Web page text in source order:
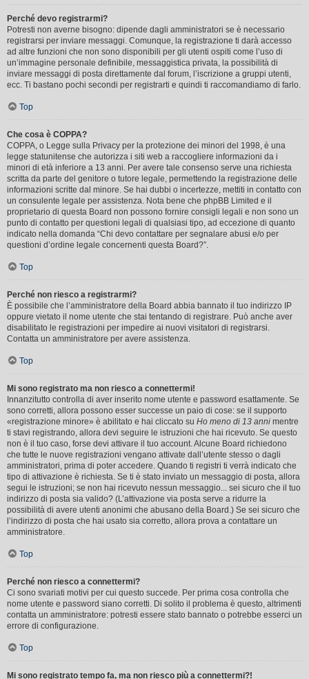
Perché devo registrarmi?
Potresti non averne bisogno: dipende dagli amministratori se è necessario
registrarsi per inviare messaggi. Comunque, la registrazione ti darà accesso
ad altre funzioni che non sono disponibili per gli utenti ospiti come l’uso di
un’immagine personale definibile, messaggistica privata, la possibilità di
inviare messaggi di posta direttamente dal forum, l’iscrizione a gruppi utenti,
ecc. Ti bastano pochi secondi per registrarti e quindi ti raccomandiamo di farlo.
Top
Che cosa è COPPA?
COPPA, o Legge sulla Privacy per la protezione dei minori del 1998, è una
legge statunitense che autorizza i siti web a raccogliere informazioni da i
minori di età inferiore a 13 anni. Per avere tale consenso serve una richiesta
scritta da parte del genitore o tutore legale, permettendo la registrazione delle
informazioni scritte dal minore. Se hai dubbi o incertezze, mettiti in contatto con
un consulente legale per assistenza. Nota bene che phpBB Limited e il
proprietario di questa Board non possono fornire consigli legali e non sono un
punto di contatto per questioni legali di qualsiasi tipo, ad eccezione di quanto
indicato nella domanda “Chi devo contattare per segnalare abusi e/o per
questioni d’ordine legale concernenti questa Board?”.
Top
Perché non riesco a registrarmi?
È possibile che l’amministratore della Board abbia bannato il tuo indirizzo IP
oppure vietato il nome utente che stai tentando di registrare. Può anche aver
disabilitato le registrazioni per impedire ai nuovi visitatori di registrarsi.
Contatta un amministratore per avere assistenza.
Top
Mi sono registrato ma non riesco a connettermi!
Innanzitutto controlla di aver inserito nome utente e password esattamente. Se
sono corretti, allora possono esser successe un paio di cose: se il supporto
«registrazione minore» è abilitato e hai cliccato su Ho meno di 13 anni mentre
ti stavi registrando, allora devi seguire le istruzioni che hai ricevuto. Se questo
non è il tuo caso, forse devi attivare il tuo account. Alcune Board richiedono
che tutte le nuove registrazioni vengano attivate dall’utente stesso o dagli
amministratori, prima di poter accedere. Quando ti registri ti verrà indicato che
tipo di attivazione è richiesta. Se ti è stato inviato un messaggio di posta, allora
segui le istruzioni; se non hai ricevuto nessun messaggio... sei sicuro che il tuo
indirizzo di posta sia valido? (L’attivazione via posta serve a ridurre la
possibilità di avere utenti anonimi che abusano della Board.) Se sei sicuro che
l’indirizzo di posta che hai usato sia corretto, allora prova a contattare un
amministratore.
Top
Perché non riesco a connettermi?
Ci sono svariati motivi per cui questo succede. Per prima cosa controlla che
nome utente e password siano corretti. Di solito il problema è questo, altrimenti
contatta un amministratore: potresti essere stato bannato o potrebbe esserci un
errore di configurazione.
Top
Mi sono registrato tempo fa, ma non riesco più a connettermi?!